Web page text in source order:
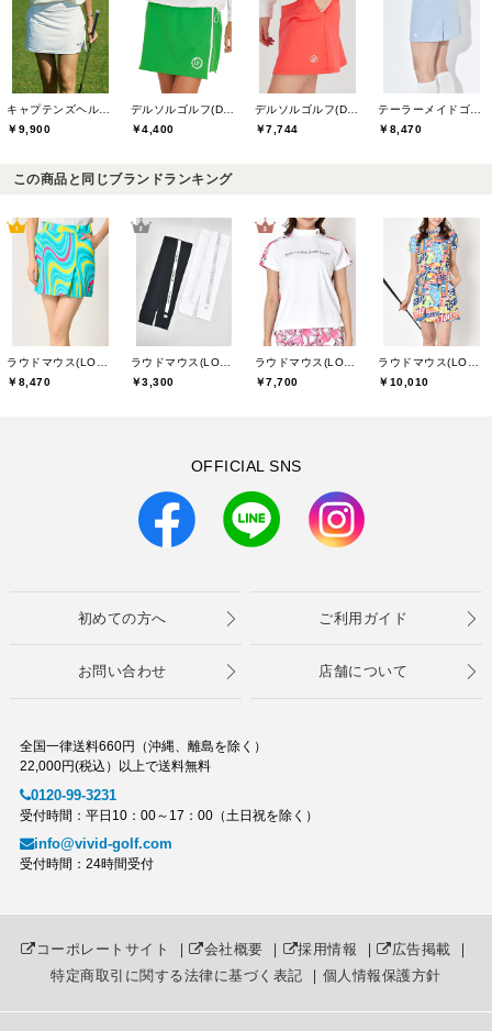
￥9,900
￥4,400
￥7,744
￥8,470
この商品と同じブランドランキング
￥8,470
￥3,300
￥7,700
￥10,010
OFFICIAL SNS
初めての方へ ご利用ガイド
お問い合わせ 店舗について
全国一律送料660円（沖縄、離島を除く）
22,000円(税込）以上で送料無料
0120-99-3231
受付時間：平日10：00～17：00（土日祝を除く）
info@vivid-golf.com
受付時間：24時間受付
コーポレートサイト ｜ 会社概要 ｜ 採用情報 ｜ 広告掲載 ｜
特定商取引に関する法律に基づく表記 ｜ 個人情報保護方針